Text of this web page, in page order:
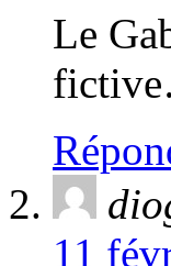
Le
11